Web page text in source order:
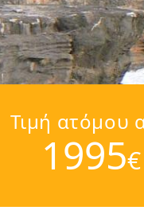
Τιμή ατόμου
1995€